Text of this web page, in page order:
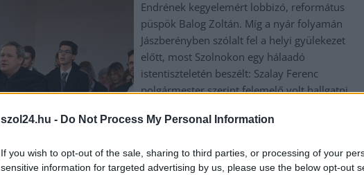
szol24.hu - Do Not Process My Personal Information
If you wish to opt-out of the sale, sharing to third parties, or processing of your
sensitive information for targeted advertising by us, please use the below opt-out
Endrének kegyelemért lobbizó, református
püspök Balog Zoltán. Míg a nyár folyamán
Jászberényben szólalt fel a helyi gyülekezet
előtt, most Szolnokon egy hálaadó
istentiszteletén beszélt: Szalay Ferenc
polgármester szerint felemelő volt hallgatni.
TOVÁBB OLVASOM